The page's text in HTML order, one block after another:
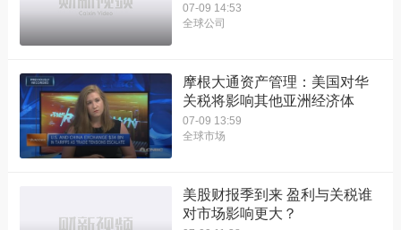
07-09 14:53
全球公司
摩根大通资产管理：美国对华
关税将影响其他亚洲经济体
07-09 13:59
全球市场
美股财报季到来 盈利与关税谁
对市场影响更大？